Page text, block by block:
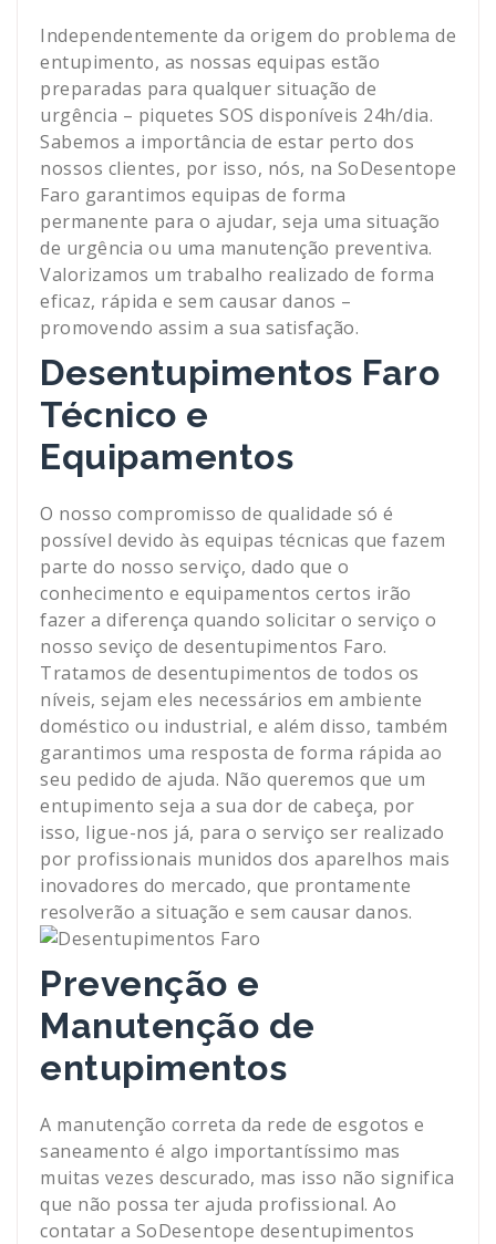
Independentemente da origem do problema de
entupimento, as nossas equipas estão
preparadas para qualquer situação de
urgência – piquetes SOS disponíveis 24h/dia.
Sabemos a importância de estar perto dos
nossos clientes, por isso, nós, na SoDesentope
Faro garantimos equipas de forma
permanente para o ajudar, seja uma situação
de urgência ou uma manutenção preventiva.
Valorizamos um trabalho realizado de forma
eficaz, rápida e sem causar danos –
promovendo assim a sua satisfação.
Desentupimentos Faro
Técnico e
Equipamentos
O nosso compromisso de qualidade só é
possível devido às equipas técnicas que fazem
parte do nosso serviço, dado que o
conhecimento e equipamentos certos irão
fazer a diferença quando solicitar o serviço o
nosso seviço de desentupimentos Faro.
Tratamos de desentupimentos de todos os
níveis, sejam eles necessários em ambiente
doméstico ou industrial, e além disso, também
garantimos uma resposta de forma rápida ao
seu pedido de ajuda. Não queremos que um
entupimento seja a sua dor de cabeça, por
isso, ligue-nos já, para o serviço ser realizado
por profissionais munidos dos aparelhos mais
inovadores do mercado, que prontamente
resolverão a situação e sem causar danos.
Prevenção e
Manutenção de
entupimentos
A manutenção correta da rede de esgotos e
saneamento é algo importantíssimo mas
muitas vezes descurado, mas isso não significa
que não possa ter ajuda profissional. Ao
contatar a SoDesentope desentupimentos